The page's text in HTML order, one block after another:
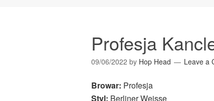
Profesja
09/06/2022 by Hop Head Leave a
Browar: Profesja
Styl: Berliner Weisse